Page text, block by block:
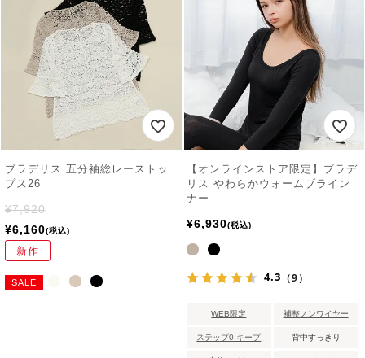
ブラデリス 五分袖総レーストッ
プス26
¥7,920
¥6,160 税込
新作
SALE
【オンラインストア限定】ブラデ
リス やわらかウォームブライン
ナー
¥6,930 税込
4.3 （9）
WEB限定 補整ノンワイヤー
ステップ0 キープ 背中すっきり